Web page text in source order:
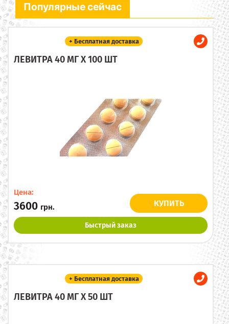
Популярные сейчас
+ Бесплатная доставка
ЛЕВИТРА 40 МГ X 100 ШТ
Цена:
3600 грн. КУПИТЬ
Быстрый заказ
+ Бесплатная доставка
ЛЕВИТРА 40 МГ X 50 ШТ